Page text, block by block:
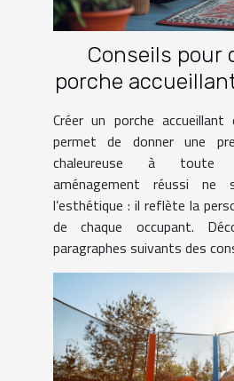
Conseils pour
porche
Créer un porche
permet de donner une
chaleureuse à toute
aménagement réussi
l’esthétique : il reflète la
de chaque occupant.
paragraphes suivants des